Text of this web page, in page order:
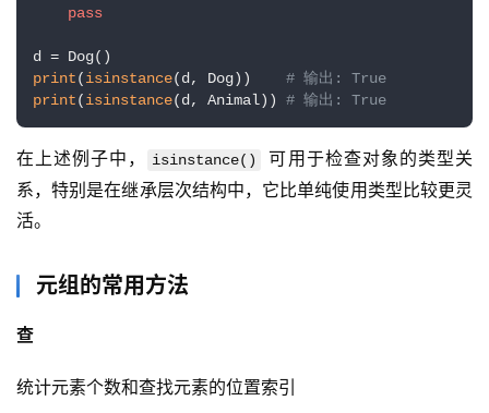
C
D
公
有
企
业
实
战
pass
print(isinstance(d, Dog)) # 输出: True
print(isinstance(d, Animal)) # 输出: True
在上述例子中， isinstance()
可用于检查对象的类型关
系，特别是在继承层次结构中，它比单纯使用类型比较更灵
活。
元组的常用方法
查
统计元素个数和查找元素的位置索引